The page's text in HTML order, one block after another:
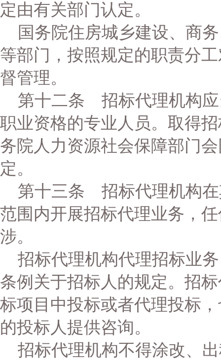
定由有关部门认定。
国务院住房城乡建设、商
等部门，按照规定的职责分
督管理。
第十二条 招标代理机构应
职业资格的专业人员。取得
务院人力资源社会保障部门
定。
第十三条 招标代理机构在
范围内开展招标代理业务，
涉。
招标代理机构代理招标业
条例关于招标人的规定。招
标项目中投标或者代理投标
的投标人提供咨询。
招标代理机构不得涂改、